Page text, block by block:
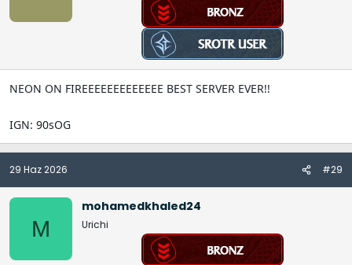
NEON ON FIREEEEEEEEEEEEE BEST SERVER EVER!!
IGN: 90sOG
29 Haz 2026 #29
M
mohamedkhaled24
Urichi